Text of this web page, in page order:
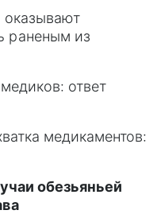
оказывают
раненым из
ответ
медикаментов:
обезьяньей